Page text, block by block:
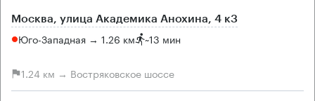
Москва, улица Академика Анохина, 4 к3
Юго-Западная → 1.26 км ~13 мин
1.24 км → Востряковское шоссе